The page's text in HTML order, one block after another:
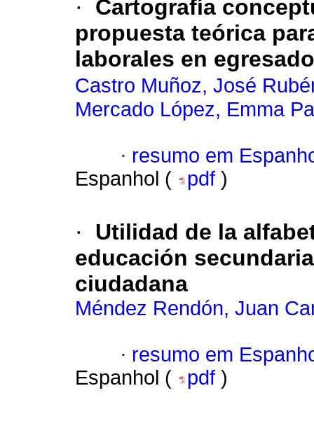
·
Cartografía
propuesta teórica
laborales en
Castro Muñoz, José
Mercado López, Emma
· resumo em
Espanhol (
pdf )
·
Utilidad de la
educación
ciudadana
Méndez Rendón, Juan
· resumo em
Espanhol (
pdf )